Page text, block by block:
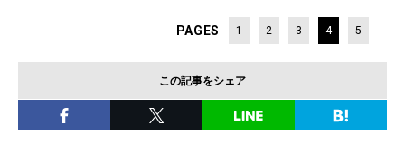
PAGES 1 2 3 4 5
この記事をシェア